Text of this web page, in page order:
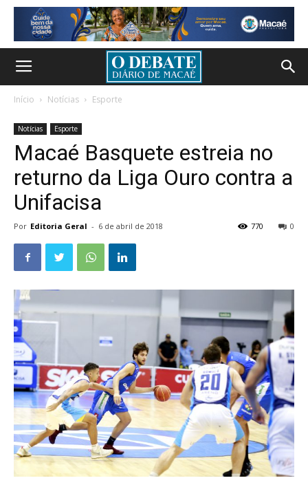
Início Notícias Esporte
Notícias Esporte
Macaé Basquete estreia no
returno da Liga Ouro contra a
Unifacisa
Por Editoria Geral - 6 de abril de 2018 0
770